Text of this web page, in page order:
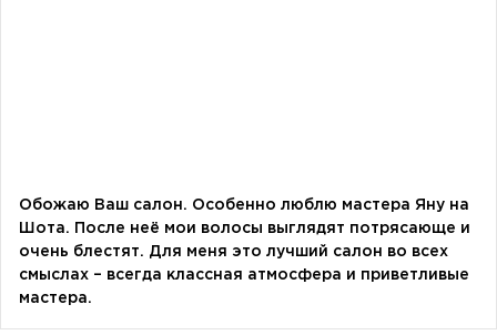
блогерка
Bazhana
Обожаю Ваш салон. Особенно люблю мастера Яну на
Шота. После неё мои волосы выглядят потрясающе и
очень блестят. Для меня это лучший салон во всех
смыслах – всегда классная атмосфера и приветливые
мастера.